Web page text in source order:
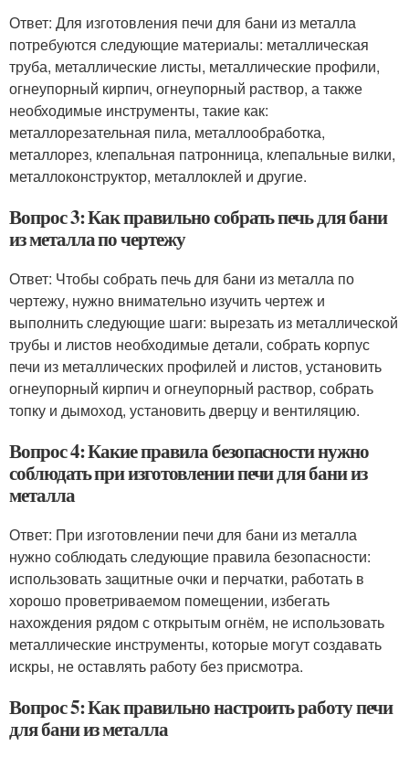
Ответ: Для изготовления печи для бани из металла
потребуются следующие материалы: металлическая
труба, металлические листы, металлические профили,
огнеупорный кирпич, огнеупорный раствор, а также
необходимые инструменты, такие как:
металлорезательная пила, металлообработка,
металлорез, клепальная патронница, клепальные вилки,
металлоконструктор, металлоклей и другие.
Вопрос 3: Как правильно собрать печь для бани
из металла по чертежу
Ответ: Чтобы собрать печь для бани из металла по
чертежу, нужно внимательно изучить чертеж и
выполнить следующие шаги: вырезать из металлической
трубы и листов необходимые детали, собрать корпус
печи из металлических профилей и листов, установить
огнеупорный кирпич и огнеупорный раствор, собрать
топку и дымоход, установить дверцу и вентиляцию.
Вопрос 4: Какие правила безопасности нужно
соблюдать при изготовлении печи для бани из
металла
Ответ: При изготовлении печи для бани из металла
нужно соблюдать следующие правила безопасности:
использовать защитные очки и перчатки, работать в
хорошо проветриваемом помещении, избегать
нахождения рядом с открытым огнём, не использовать
металлические инструменты, которые могут создавать
искры, не оставлять работу без присмотра.
Вопрос 5: Как правильно настроить работу печи
для бани из металла